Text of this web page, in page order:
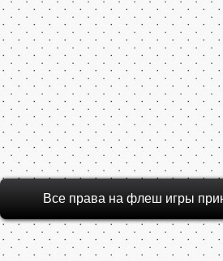
Все права на флеш игры